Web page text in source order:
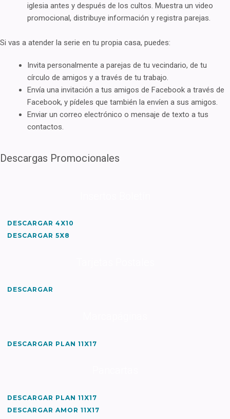
iglesia antes y después de los cultos. Muestra un video
promocional, distribuye información y registra parejas.
Si vas a atender la serie en tu propia casa, puedes:
Invita personalmente a parejas de tu vecindario, de tu
círculo de amigos y a través de tu trabajo.
Envía una invitación a tus amigos de Facebook a través de
Facebook, y pídeles que también la envíen a sus amigos.
Enviar un correo electrónico o mensaje de texto a tus
contactos.
Descargas Promocionales
DESCARGAR 4X10
DESCARGAR 5X8
DESCARGAR
DESCARGAR PLAN 11X17
DESCARGAR PLAN 11X17
DESCARGAR AMOR 11X17